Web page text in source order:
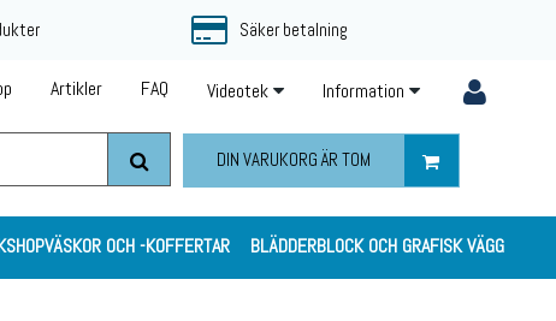
Säker betalning
Information
Videotek
FAQ
Artikler
DIN VARUKORG ÄR TOM
OCH -KOFFERTAR BLÄDDERBLOCK OCH GRAFISK VÄGG